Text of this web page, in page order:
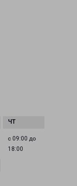
с 09:00 до
18:00